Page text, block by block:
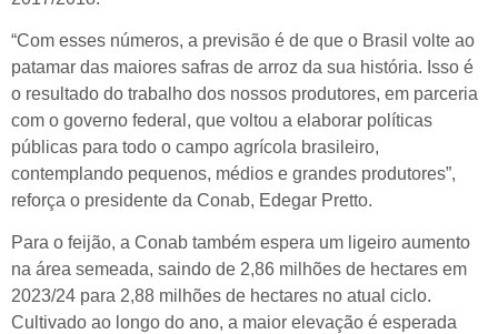
“Com esses números, a previsão é de que o Brasil volte ao
patamar das maiores safras de arroz da sua história. Isso é
o resultado do trabalho dos nossos produtores, em parceria
com o governo federal, que voltou a elaborar políticas
públicas para todo o campo agrícola brasileiro,
contemplando pequenos, médios e grandes produtores”,
reforça o presidente da Conab, Edegar Pretto.
Para o feijão, a Conab também espera um ligeiro aumento
na área semeada, saindo de 2,86 milhões de hectares em
2023/24 para 2,88 milhões de hectares no atual ciclo.
Cultivado ao longo do ano, a maior elevação é esperada